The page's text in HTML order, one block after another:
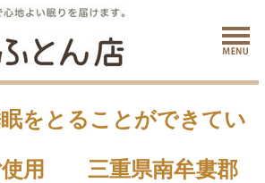
眠をとることができてい
使用 三重県南牟婁郡